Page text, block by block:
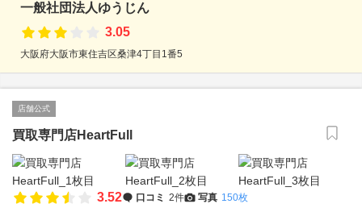
一般社団法人ゆうじん
3.05
大阪府大阪市東住吉区桑津4丁目1番5
店舗公式
買取専門店HeartFull
3.52 口コミ 2件 写真 150枚